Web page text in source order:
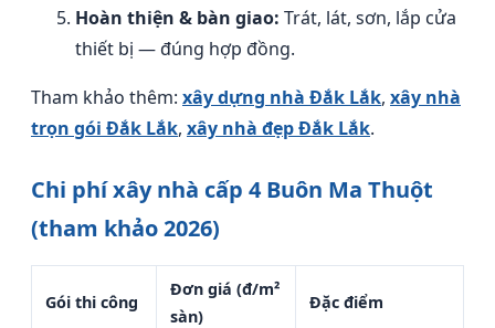
Hoàn thiện & bàn giao: Trát, lát, sơn, lắp cửa
thiết bị — đúng hợp đồng.
Tham khảo thêm: xây dựng nhà Đắk Lắk, xây nhà
trọn gói Đắk Lắk, xây nhà đẹp Đắk Lắk.
Chi phí xây nhà cấp 4 Buôn Ma Thuột
(tham khảo 2026)
Gói thi công
Đơn giá (đ/m²
sàn)
Đặc điểm